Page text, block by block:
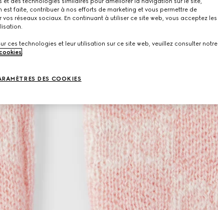
est faite, contribuer à nos efforts de marketing et vous permettre de
réseaux sociaux. En continuant à utiliser ce site web, vous acceptez les
ces technologies et leur utilisation sur ce site web, veuillez consulter notre
DES COOKIES